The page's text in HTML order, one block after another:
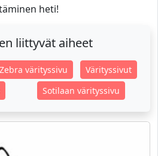
heti!
liittyvät aiheet
Zebra värityssivu
Värityssivut
Sotilaan värityssivu